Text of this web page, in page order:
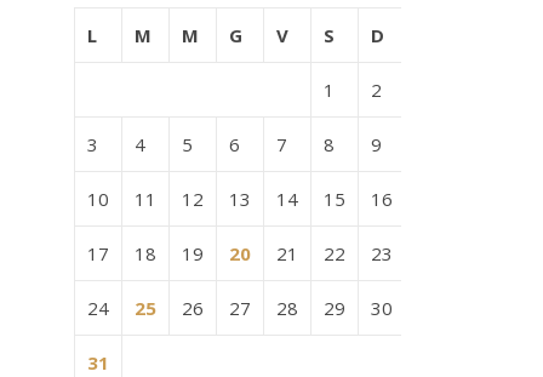
L M M G V S D
1 2
3 4 5 6 7 8 9
10 11 12 13 14 15 16
17 18 19 20 21 22 23
24 25 26 27 28 29 30
31